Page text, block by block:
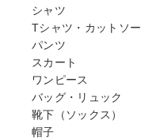
シャツ
Tシャツ・カットソー
パンツ
スカート
ワンピース
バッグ・リュック
靴下（ソックス）
帽子